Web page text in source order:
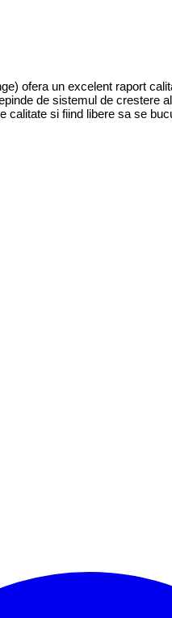
ofera un excelent raport
de sistemul de crestere
si fiind libere sa se